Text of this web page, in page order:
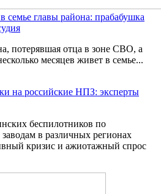
семье главы района: прабабушка
потерявшая отца в зоне СВО, а
месяцев живет в семье...
на российские НПЗ: эксперты
беспилотников по
в различных регионах
кризис и ажиотажный спрос